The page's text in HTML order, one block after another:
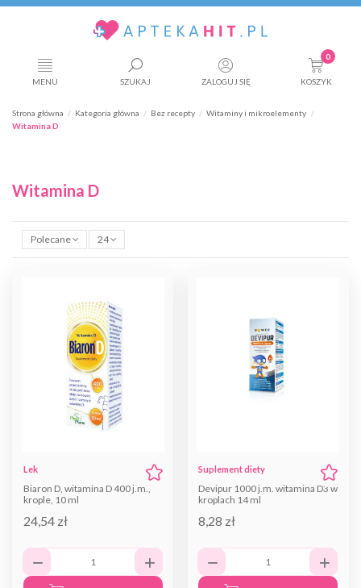
MENU SZUKAJ ZALOGUJ SIĘ
0
KOSZYK
Strona główna Kategoria główna Bez recepty
Witaminy i mikroelementy
Witamina D
Witamina D
Polecane 24
Lek
Biaron D, witamina D 400 j.m.,
krople, 10 ml
24,54 zł
Suplement diety
Devipur 1000 j.m. witamina D3 w
kroplach 14 ml
8,28 zł